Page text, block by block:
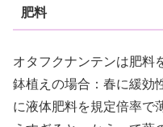
肥料
オタフクナンテンは肥料
鉢植えの場合：春に緩効
に液体肥料を規定倍率で